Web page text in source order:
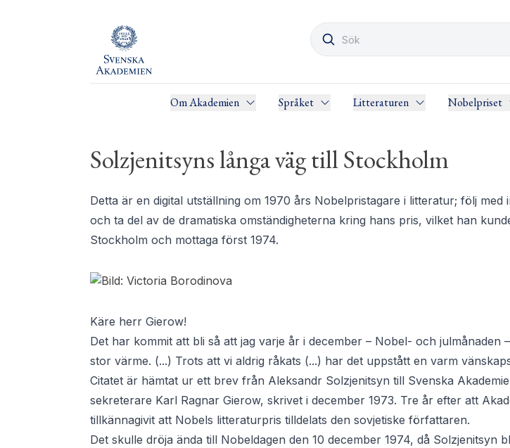
Om Akademien Språket Litteraturen Nobelpriset
Solzjenitsyns långa väg till Stockholm
Detta är en digital utställning om 1970 års Nobelpristagare i litteratur; följ med
och ta del av de dramatiska omständigheterna kring hans pris, vilket han
Stockholm och mottaga först 1974.
Käre herr Gierow!
Det har kommit att bli så att jag varje år i december – Nobel- och julmånaden
stor värme. (...) Trots att vi aldrig råkats (...) har det uppstått en varm
Citatet är hämtat ur ett brev från Aleksandr Solzjenitsyn till Svenska
sekreterare Karl Ragnar Gierow, skrivet i december 1973. Tre år efter att
tillkännagivit att Nobels litteraturpris tilldelats den sovjetiske författaren.
Det skulle dröja ända till Nobeldagen den 10 december 1974, då Solzjenitsyn